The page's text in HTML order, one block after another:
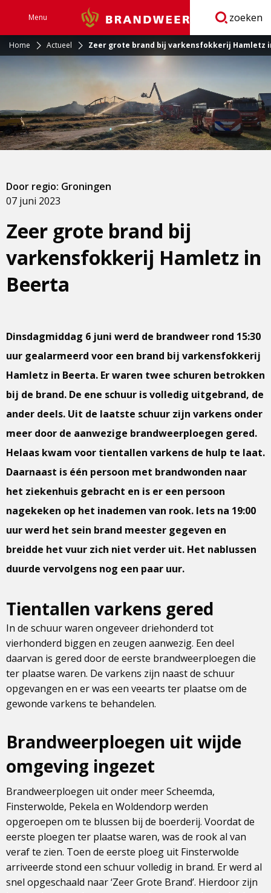
Menu Brandweer zoeken
Home Actueel Zeer grote brand bij varkensfokkerij Hamletz
Zeer grote brand bij
varkensfokkerij Hamletz in
Beerta
07 juni 2023
Door regio: Groningen
Dinsdagmiddag 6 juni werd de brandweer rond 15:30
uur gealarmeerd voor een brand bij varkensfokkerij
Hamletz in Beerta. Er waren twee schuren betrokken
bij de brand. De ene schuur is volledig uitgebrand, de
ander deels. Uit de laatste schuur zijn varkens onder
meer door de aanwezige brandweerploegen gered.
Helaas kwam voor tientallen varkens de hulp te laat.
Daarnaast is één persoon met brandwonden naar
het ziekenhuis gebracht en is er een persoon
nagekeken op het inademen van rook. Iets na 19:00
uur werd het sein brand meester gegeven en
breidde het vuur zich niet verder uit. Het nablussen
duurde vervolgens nog een paar uur.
Tientallen varkens gered
In de schuur waren ongeveer driehonderd tot
vierhonderd biggen en zeugen aanwezig. Een deel
daarvan is gered door de eerste brandweerploegen die
ter plaatse waren. De varkens zijn naast de schuur
opgevangen en er was een veearts ter plaatse om de
gewonde varkens te behandelen.
Brandweerploegen uit wijde
omgeving ingezet
Brandweerploegen uit onder meer Scheemda,
Finsterwolde, Pekela en Woldendorp werden
opgeroepen om te blussen bij de boerderij. Voordat de
eerste ploegen ter plaatse waren, was de rook al van
veraf te zien. Toen de eerste ploeg uit Finsterwolde
arriveerde stond een schuur volledig in brand. Er werd al
snel opgeschaald naar ‘Zeer Grote Brand’. Hierdoor zijn